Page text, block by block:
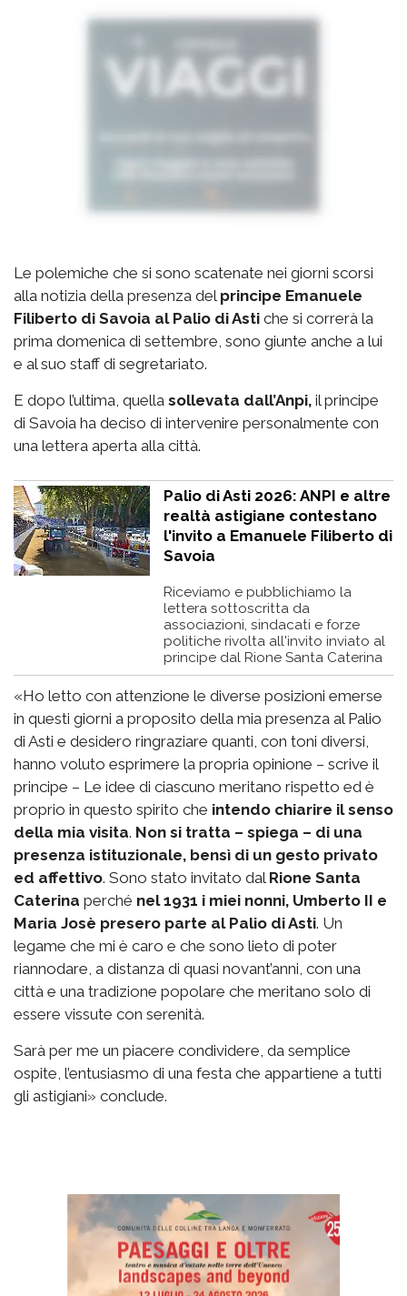
Le polemiche che si sono scatenate nei giorni scorsi
alla notizia della presenza del principe Emanuele
Filiberto di Savoia al Palio di Asti che si correrà la
prima domenica di settembre, sono giunte anche a lui
e al suo staff di segretariato.
E dopo l’ultima, quella sollevata dall’Anpi, il principe
di Savoia ha deciso di intervenire personalmente con
una lettera aperta alla città.
Palio di Asti 2026: ANPI e altre
realtà astigiane contestano
l'invito a Emanuele Filiberto di
Savoia
Riceviamo e pubblichiamo la
lettera sottoscritta da
associazioni, sindacati e forze
politiche rivolta all'invito inviato al
principe dal Rione Santa Caterina
«Ho letto con attenzione le diverse posizioni emerse
in questi giorni a proposito della mia presenza al Palio
di Asti e desidero ringraziare quanti, con toni diversi,
hanno voluto esprimere la propria opinione – scrive il
principe – Le idee di ciascuno meritano rispetto ed è
proprio in questo spirito che intendo chiarire il senso
della mia visita. Non si tratta – spiega – di una
presenza istituzionale, bensì di un gesto privato
ed affettivo. Sono stato invitato dal Rione Santa
Caterina perché nel 1931 i miei nonni, Umberto II e
Maria Josè presero parte al Palio di Asti. Un
legame che mi è caro e che sono lieto di poter
riannodare, a distanza di quasi novant’anni, con una
città e una tradizione popolare che meritano solo di
essere vissute con serenità.
Sarà per me un piacere condividere, da semplice
ospite, l’entusiasmo di una festa che appartiene a tutti
gli astigiani» conclude.